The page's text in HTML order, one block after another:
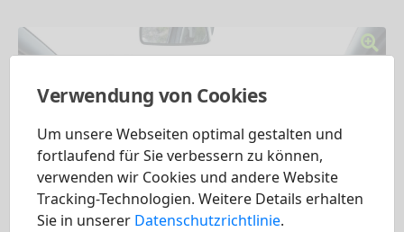
Verwendung von Cookies
Um unsere Webseiten optimal gestalten und
fortlaufend für Sie verbessern zu können,
verwenden wir Cookies und andere Website
Tracking-Technologien. Weitere Details erhalten
Sie in unserer Datenschutzrichtlinie.